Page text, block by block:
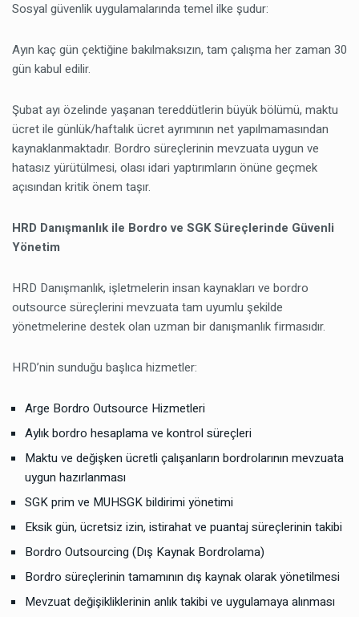
Sosyal güvenlik uygulamalarında temel ilke şudur:
Ayın kaç gün çektiğine bakılmaksızın, tam çalışma her zaman 30
gün kabul edilir.
Şubat ayı özelinde yaşanan tereddütlerin büyük bölümü, maktu
ücret ile günlük/haftalık ücret ayrımının net yapılmamasından
kaynaklanmaktadır. Bordro süreçlerinin mevzuata uygun ve
hatasız yürütülmesi, olası idari yaptırımların önüne geçmek
açısından kritik önem taşır.
HRD Danışmanlık ile Bordro ve SGK Süreçlerinde Güvenli
Yönetim
HRD Danışmanlık, işletmelerin insan kaynakları ve bordro
outsource süreçlerini mevzuata tam uyumlu şekilde
yönetmelerine destek olan uzman bir danışmanlık firmasıdır.
HRD’nin sunduğu başlıca hizmetler:
Arge Bordro Outsource Hizmetleri
Aylık bordro hesaplama ve kontrol süreçleri
Maktu ve değişken ücretli çalışanların bordrolarının mevzuata
uygun hazırlanması
SGK prim ve MUHSGK bildirimi yönetimi
Eksik gün, ücretsiz izin, istirahat ve puantaj süreçlerinin takibi
Bordro Outsourcing (Dış Kaynak Bordrolama)
Bordro süreçlerinin tamamının dış kaynak olarak yönetilmesi
Mevzuat değişikliklerinin anlık takibi ve uygulamaya alınması